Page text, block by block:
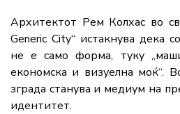
Архитектот Рем Колхас во
Generic City“ истакнува дека
не е само форма, туку
економска и визуелна моќ“.
зграда станува и медиум на
идентитет.